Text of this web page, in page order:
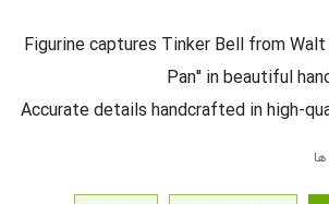
Figurine captures Tinker Bell from
Pan" in beautiful
Accurate details handcrafted in high-